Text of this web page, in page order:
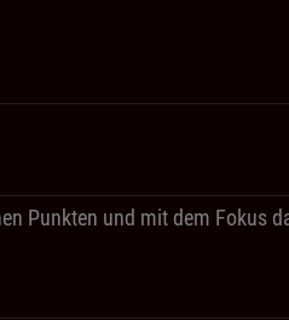
Punkten und mit dem Fokus